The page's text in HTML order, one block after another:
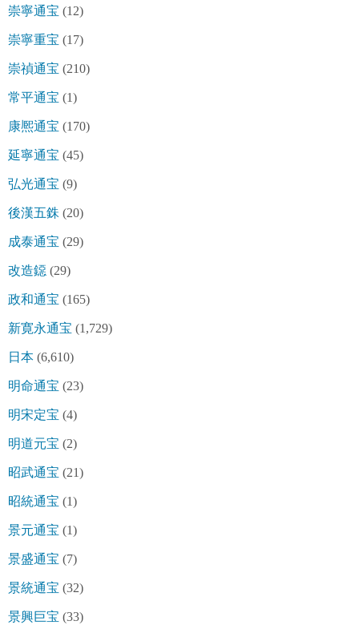
崇寧通宝 (12)
崇寧重宝 (17)
崇禎通宝 (210)
常平通宝 (1)
康熈通宝 (170)
延寧通宝 (45)
弘光通宝 (9)
後漢五銖 (20)
成泰通宝 (29)
改造鐚 (29)
政和通宝 (165)
新寛永通宝 (1,729)
日本 (6,610)
明命通宝 (23)
明宋定宝 (4)
明道元宝 (2)
昭武通宝 (21)
昭統通宝 (1)
景元通宝 (1)
景盛通宝 (7)
景統通宝 (32)
景興巨宝 (33)